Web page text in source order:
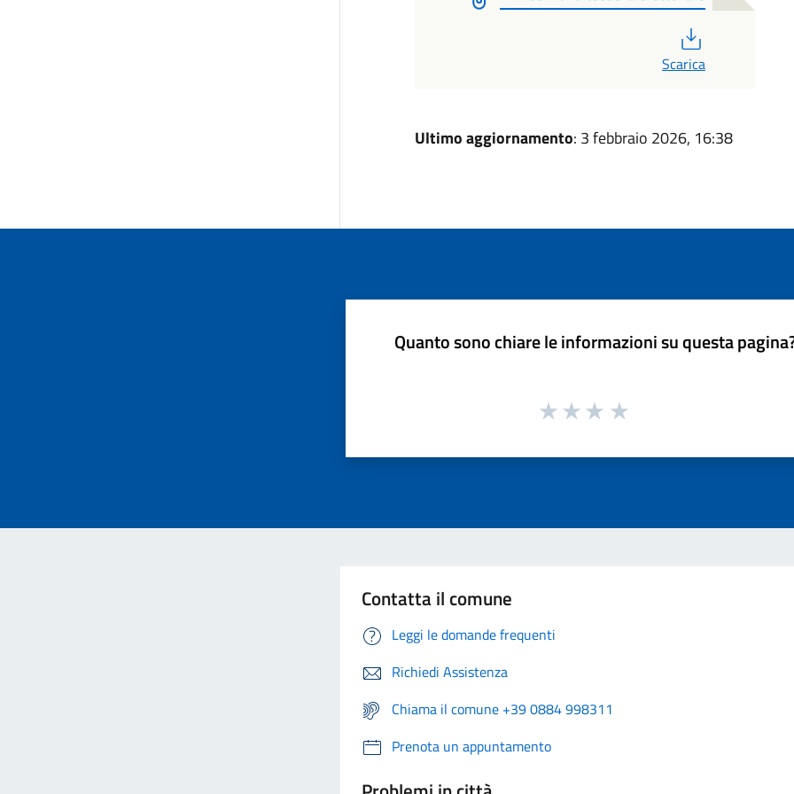
Scarica
Ultimo aggiornamento: 3 febbraio 2026, 16:38
Quanto sono chiare le informazioni su questa
Contatta il comune
Leggi le domande frequenti
Richiedi Assistenza
Chiama il comune +39 0884 998311
Prenota un appuntamento